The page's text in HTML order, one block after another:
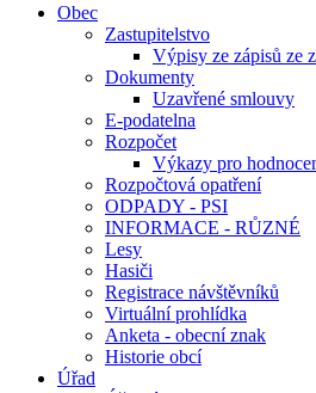
Obec
Zastupitelstvo
Výpisy ze zápisů ze
Dokumenty
Uzavřené smlouvy
E-podatelna
Rozpočet
Výkazy pro
Rozpočtová opatření
ODPADY - PSI
INFORMACE - RŮZNÉ
Lesy
Hasiči
Registrace návštěvníků
Virtuální prohlídka
Anketa - obecní znak
Historie obcí
Úřad